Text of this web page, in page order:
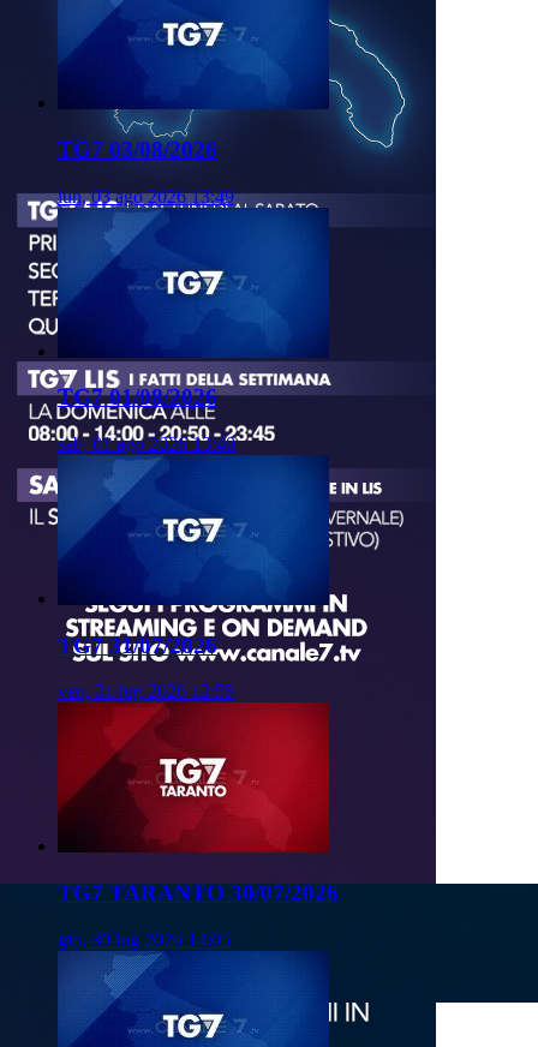
TG7 03/08/2026
lun, 03 ago 2026 13:49
TG7 01/08/2026
sab, 01 ago 2026 13:40
TG7 31/07/2026
ven, 31 lug 2026 13:55
TG7 TARANTO 30/07/2026
gio, 30 lug 2026 14:05